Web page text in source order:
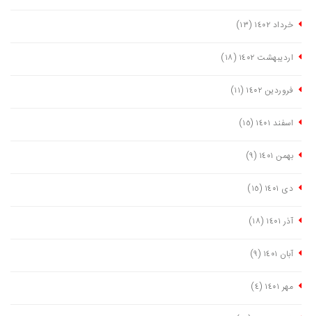
خرداد ١٤٠٢ (١٣)
اردیبهشت ١٤٠٢ (١٨)
فروردین ١٤٠٢ (١١)
اسفند ١٤٠١ (١٥)
بهمن ١٤٠١ (٩)
دی ١٤٠١ (١٥)
آذر ١٤٠١ (١٨)
آبان ١٤٠١ (٩)
مهر ١٤٠١ (٤)